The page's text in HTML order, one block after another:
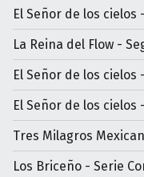
El Señor de los cielos
La Reina del Flow -
El Señor de los cielos
El Señor de los cielos
Tres Milagros
Los Briceño - Serie